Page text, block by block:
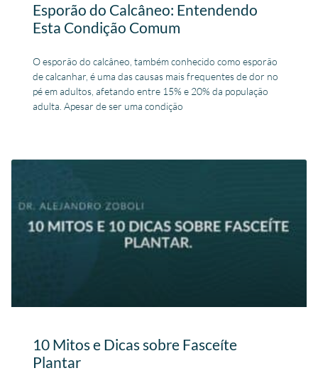
Esporão do Calcâneo: Entendendo
Esta Condição Comum
O esporão do calcâneo, também conhecido como esporão
de calcanhar, é uma das causas mais frequentes de dor no
pé em adultos, afetando entre 15% e 20% da população
adulta. Apesar de ser uma condição
10 Mitos e Dicas sobre Fasceíte
Plantar